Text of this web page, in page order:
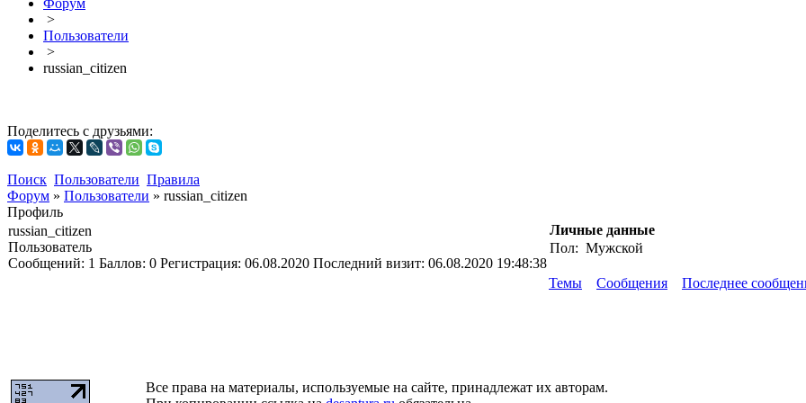
Форум
>
Пользователи
>
russian_citizen
Поделитесь с друзьями:
Поиск Пользователи Правила
Форум » Пользователи » russian_citizen
Профиль
russian_citizen
Пользователь
Сообщений: 1 Баллов: 0 Регистрация: 06.08.2020 Последний визит: 06.08.2020 19:48:38
Личные данные
Пол: Мужской
Темы Сообщения Последнее
Все права на материалы, используемые на сайте, принадлежат их авторам.